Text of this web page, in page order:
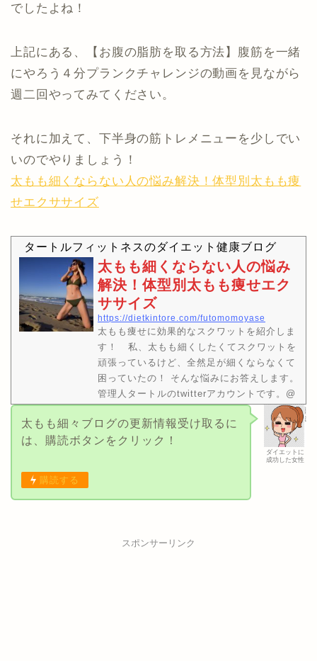
でしたよね！
上記にある、【お腹の脂肪を取る方法】腹筋を一緒
にやろう４分プランクチャレンジの動画を見ながら
週二回やってみてください。
それに加えて、下半身の筋トレメニューを少しでい
いのでやりましょう！
太もも細くならない人の悩み解決！体型別太もも痩
せエクササイズ
タートルフィットネスのダイエット健康ブログ
太もも細くならない人の悩み
解決！体型別太もも痩せエク
ササイズ
https://dietkintore.com/futomomoyase
太もも痩せに効果的なスクワットを紹介しま
す！ 私、太もも細くしたくてスクワットを
頑張っているけど、全然足が細くならなくて
困っていたの！ そんな悩みにお答えします。
管理人タートルのtwitterアカウントです。@
kameki23良かったらフォローもヨロピ
コ！ 本記事の内容①筋トレをしていない人が
行なうといい太もも痩せスクワット。②スク
ワットをすると直ぐに脚がムキッと太くなっ
ったトレーニングを早く見つける事です。 目
ダイエットに
成功した女性
太もも細々ブログの更新情報受け取るに
は、購読ボタンをクリック！
購読する
スポンサーリンク